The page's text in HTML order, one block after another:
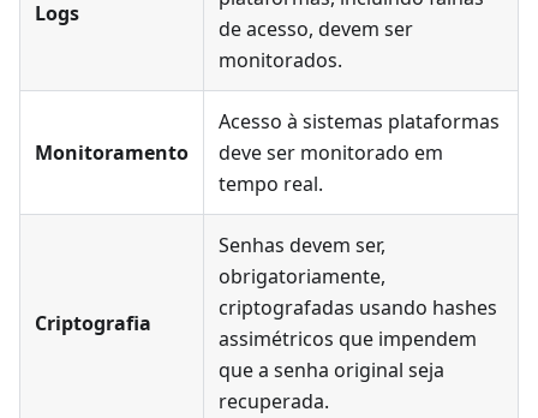
Logs
de acesso, devem ser
monitorados.
Monitoramento
Acesso à sistemas plataformas
deve ser monitorado em
tempo real.
Criptografia
Senhas devem ser,
obrigatoriamente,
criptografadas usando hashes
assimétricos que impendem
que a senha original seja
recuperada.